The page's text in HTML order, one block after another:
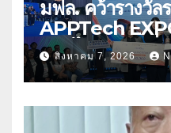
มฟล. คว้ารางวัล
APPTech
สมุนไพร ขับเคลื่
พาณิชย์
สิงหาคม 7, 2026